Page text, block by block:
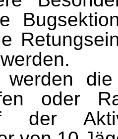
werden
oder
der